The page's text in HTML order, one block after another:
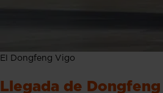
El Dongfeng Vigo
Llegada de Dongfeng